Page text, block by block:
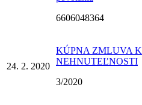
6606048364
24. 2. 2020
KÚPNA ZMLUVA K
NEHNUTEĽNOSTI
3/2020